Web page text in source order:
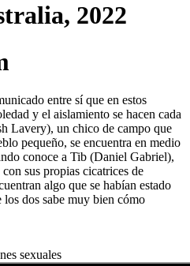
2022
entre sí que en estos
y el aislamiento se hacen cada
Lavery), un chico de campo que
pequeño, se encuentra en medio
conoce a Tib (Daniel Gabriel),
sus propias cicatrices de
algo que se habían estado
dos sabe muy bien cómo
sexuales